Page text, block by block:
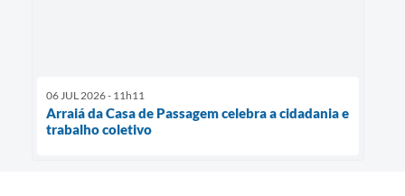
06 JUL 2026 - 11h11
Arraiá da Casa de Passagem celebra a cidadania e
trabalho coletivo